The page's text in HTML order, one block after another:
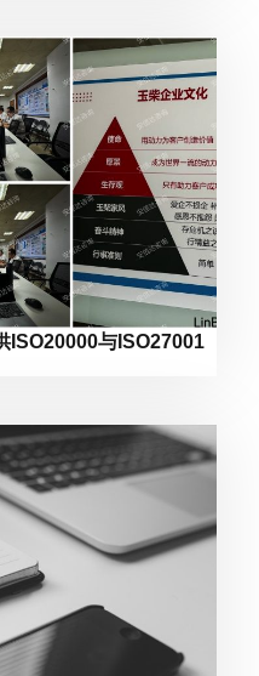
ISO20000与ISO27001